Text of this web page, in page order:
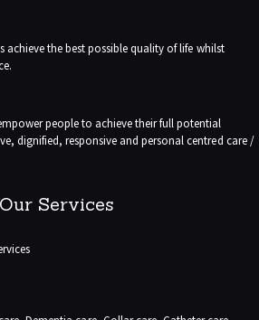
achieve the best possible quality of life whilst
people to achieve their full potential
dignified, responsive and personal centred care /
Our Services